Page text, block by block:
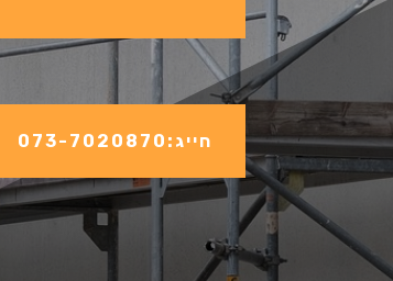
חייג:073-7020870